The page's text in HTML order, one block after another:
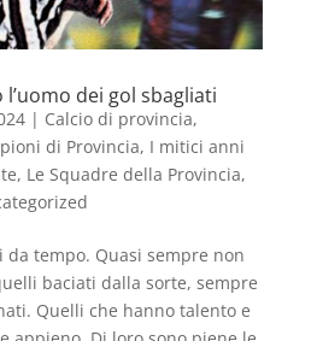
dei gol sbagliati
| Calcio di provincia,
di Provincia, I mitici anni
, Le Squadre della Provincia,
da tempo. Quasi sempre non
baciati dalla sorte, sempre
Quelli che hanno talento e